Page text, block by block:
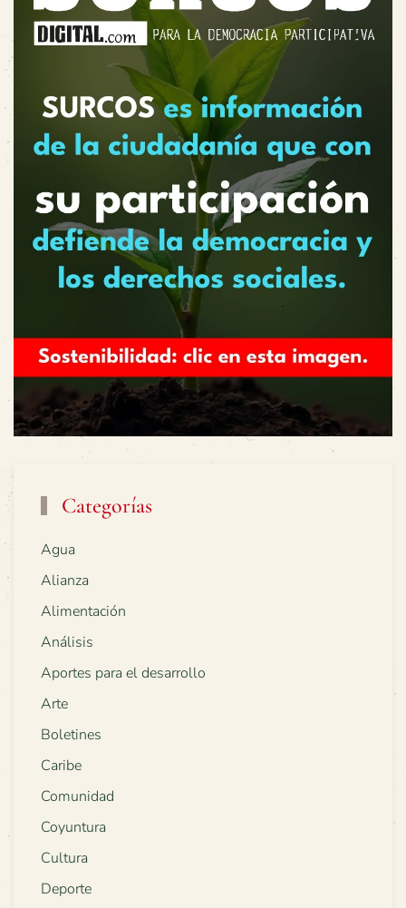
Categorías
Agua
Alianza
Alimentación
Análisis
Aportes para el desarrollo
Arte
Boletines
Caribe
Comunidad
Coyuntura
Cultura
Deporte